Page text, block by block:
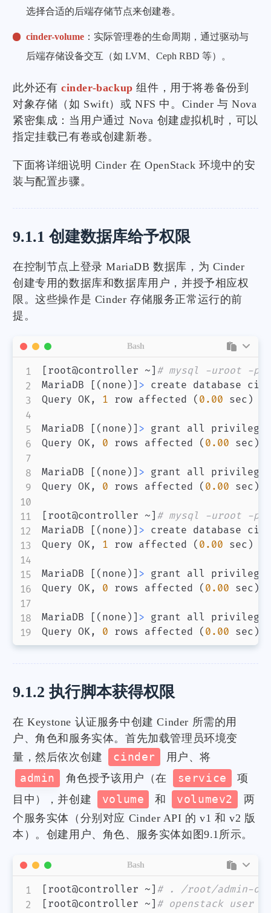
选择合适的后端存储节点来创建卷。
cinder-volume ：实际管理卷的生命周期，通过驱动与
后端存储设备交互（如 LVM、Ceph RBD 等）。
此外还有 cinder-backup 组件，用于将卷备份到
对象存储（如 Swift）或 NFS 中。Cinder 与 Nova
紧密集成：当用户通过 Nova 创建虚拟机时，可以
指定挂载已有卷或创建新卷。
下面将详细说明 Cinder 在 OpenStack 环境中的安
装与配置步骤。
9.1.1 创建数据库给予权限
在控制节点上登录 MariaDB 数据库，为 Cinder
创建专用的数据库和数据库用户，并授予相应权
限。这些操作是 Cinder 存储服务正常运行的前
提。
[ root@controller ~ ] # mysql -uroot -
MariaDB
[ ( none ) ] > create database
Query OK, 1 row affected ( 0.00 sec )
MariaDB [ ( none ) ] > grant all
Query OK, 0 rows affected ( 0.00 sec )
MariaDB [ ( none ) ] > grant all
Query OK, 0 rows affected ( 0.00 sec )
[ root@controller ~ ] # mysql -uroot -
MariaDB
[ ( none ) ] > create database
Query OK, 1 row affected ( 0.00 sec )
MariaDB [ ( none ) ] > grant all
Query OK, 0 rows affected ( 0.00 sec )
MariaDB [ ( none ) ] > grant all
Query OK, 0 rows affected ( 0.00 sec )
Bash
9.1.2 执行脚本获得权限
在 Keystone 认证服务中创建 Cinder 所需的用
户、角色和服务实体。首先加载管理员环境变
量，然后依次创建
cinder
用户、将
admin
角色授予该用户（在 service
项
目中），并创建
volume 和 volumev2
两
个服务实体（分别对应 Cinder API 的 v1 和 v2 版
本）。创建用户、角色、服务实体如图9.1所示。
[ root@controller ~ ] # . /root/admin-
[ root@controller ~ ] # openstack user
Bash